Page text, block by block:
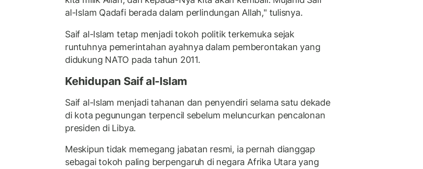
al-Islam Qadafi berada dalam perlindungan Allah," tulisnya.
Saif al-Islam tetap menjadi tokoh politik terkemuka sejak
runtuhnya pemerintahan ayahnya dalam pemberontakan yang
didukung NATO pada tahun 2011.
Kehidupan Saif al-Islam
Saif al-Islam menjadi tahanan dan penyendiri selama satu dekade
di kota pegunungan terpencil sebelum meluncurkan pencalonan
presiden di Libya.
Meskipun tidak memegang jabatan resmi, ia pernah dianggap
sebagai tokoh paling berpengaruh di negara Afrika Utara yang